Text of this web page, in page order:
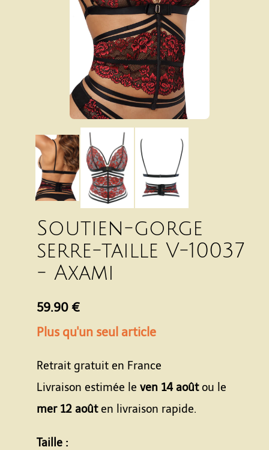
Soutien-gorge
serre-taille V-10037
- Axami
59.90 €
Plus qu'un seul article
Retrait gratuit en France
Livraison estimée le ven 14 aoûtou le
mer 12 aoûten livraison rapide.
Taille :